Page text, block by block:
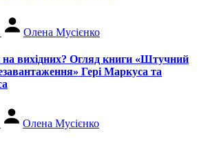
Олена Мусієнко
вихідних? Огляд книги «Штучний
Гері Маркуса та
Олена Мусієнко